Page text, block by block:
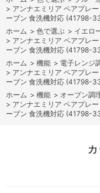
> アンナエミリア ペアプレ
ーブン 食洗機対応 (41798-
ホーム > 色で選ぶ > イエロ
> アンナエミリア ペアプレ
ーブン 食洗機対応 (41798-
ホーム > 機能 > 電子レンジ
> アンナエミリア ペアプレ
ーブン 食洗機対応 (41798-
ホーム > 機能 > オーブン調
> アンナエミリア ペアプレ
ーブン 食洗機対応 (41798-